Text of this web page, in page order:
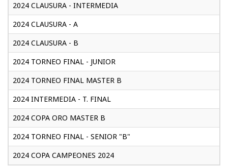
2024 CLAUSURA - INTERMEDIA
2024 CLAUSURA - A
2024 CLAUSURA - B
2024 TORNEO FINAL - JUNIOR
2024 TORNEO FINAL MASTER B
2024 INTERMEDIA - T. FINAL
2024 COPA ORO MASTER B
2024 TORNEO FINAL - SENIOR "B"
2024 COPA CAMPEONES 2024